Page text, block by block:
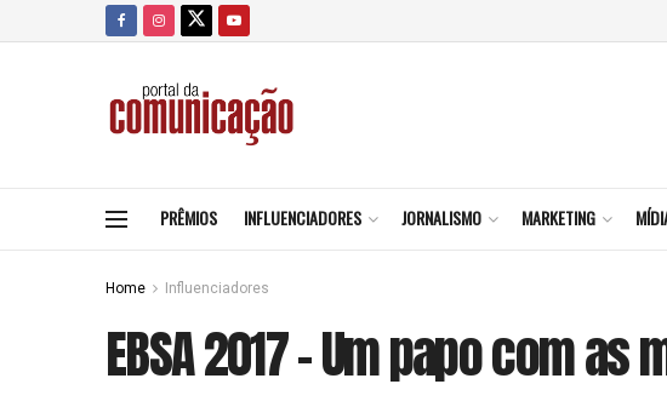
PRÊMIOS INFLUENCIADORES JORNALISMO MARKETING
Home Influenciadores
EBSA 2017 – Um papo com as